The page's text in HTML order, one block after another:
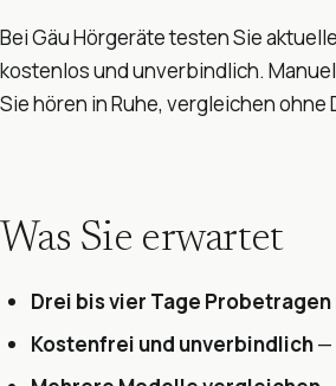
Bei Gäu Hörgeräte testen Sie
kostenlos und unverbindlich.
Sie hören in Ruhe, vergleichen
Was Sie erwartet
Drei bis vier Tage Probetragen
Kostenfrei und unverbindlich—